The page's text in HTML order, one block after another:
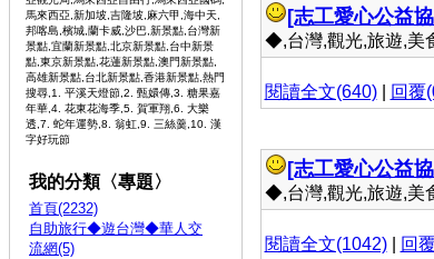
馬來西亞,新加坡,吉隆坡,麻六甲,海中天,
邦喀島,檳城,蘭卡威,沙巴,新景點,台灣新
景點,宜蘭新景點,北京新景點,台中新景
點,東京新景點,花蓮新景點,澳門新景點,
高雄新景點,台北新景點,香港新景點,熱門
搜尋,1. 平溪天燈節,2. 甄嬛傳,3. 糖果嘉
年華,4. 花東花海季,5. 賀軍翔,6. 大樂
透,7. 蛇年運勢,8. 翁虹,9. 三絲羹,10. 漢
字好玩節
我的分類〈專題〉
首頁(2232)
自助旅行◆遊台灣◆華人交
流網(5)
[志工愛心公益
◆,台灣,觀光,旅遊,美
閱讀全文(640)| 回覆
[志工愛心公益
◆,台灣,觀光,旅遊,美
閱讀全文(1042)| 回